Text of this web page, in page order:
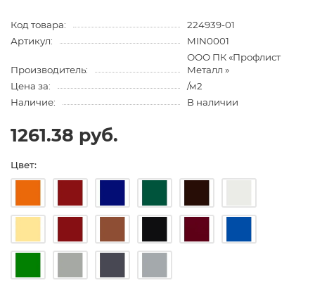
Код товара:
224939-01
Артикул:
MIN0001
Производитель:
ООО ПК «Профлист
Металл »
Цена за:
/м2
Наличие:
В наличии
1261.38 руб.
Цвет: